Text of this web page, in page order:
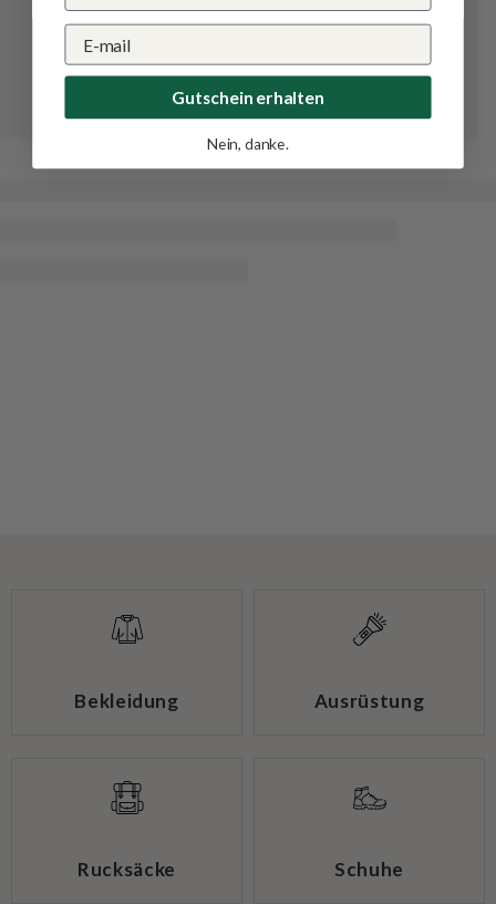
Bekleidung Ausrüstung
Rucksäcke Schuhe
Gutschein erhalten
Nein, danke.